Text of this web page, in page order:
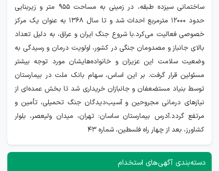
ساختمانی سیزده طبقه، در زمینی به مساحت ۹۵۵ متر و زیربنایی
حدود ۱۲۰۰۰ مترمربع احداث شد و تا سال ۱۳۶۸ به عنوان یک مرکز
خصوصی فعالیت می‌کرد.با شروع جنگ ایران و عراق، به دلیل تعداد
بالای جانباز و مصدومان جنگی در کشور، اولویت درمان و رسیدگی به
وضعیت سلامت این عزیزان و خانواده‌هایشان مورد توجه بیشتر
مسئولین قرار گرفت. بر این اساس، سهام بانک ملت در بیمارستان
توسط بنیاد مستضعفان و جانبازان خریداری شد تا بخش عمده‌ای از
نیازهای درمانی مجروحین و آسیب‌دیدگان جنگ تحمیلی، تأمین و
مرتفع گردد.آدرس بیمارستان ساسان: تهران، میدان ولیعصر، بلوار
کشاورز، بعد از چهار راه فلسطین، شماره ۴۳
دسته‌بندی آگهی‌های استخدام